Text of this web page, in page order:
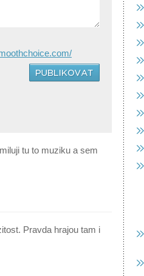
tu to muziku a sem
Pravda hrajou tam i